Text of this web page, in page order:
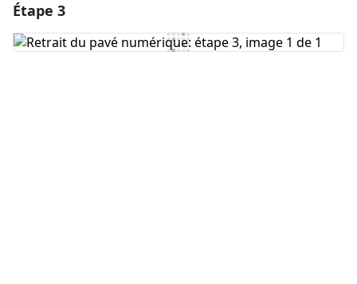
Ajouter un commentaire
Étape 3